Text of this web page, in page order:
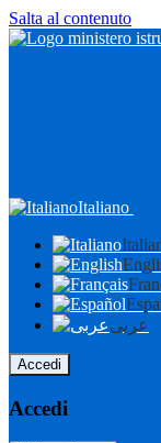
Salta al contenuto
Italiano
عربى
Accedi
Accedi